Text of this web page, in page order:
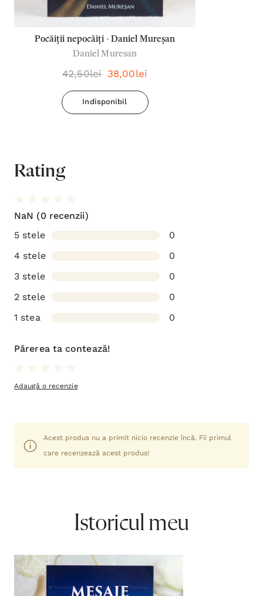
Pocăiții nepocăiți - Daniel Mureșan
Daniel Muresan
42,50lei 38,00lei
Indisponibil
Rating
NaN (0 recenzii)
5 stele
0
4 stele
0
3 stele
0
2 stele
0
1 stea
0
Părerea ta contează!
Adaugă o recenzie
Acest produs nu a primit nicio recenzie încă. Fii primul
care recenzează acest produs!
Istoricul meu